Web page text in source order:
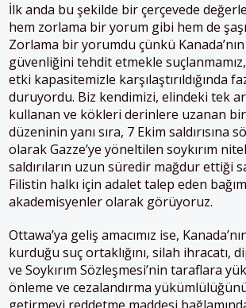
İlk anda bu şekilde bir çerçevede
hem zorlama bir yorum gibi hem de
Zorlama bir yorumdu çünkü
güvenliğini tehdit etmekle
etki kapasitemizle karşılaştırıldığında
duruyordu. Biz kendimizi, elindeki tek
kullanan ve kökleri derinlere uzanan
düzeninin yanı sıra, 7 Ekim saldırısına
olarak Gazze’ye yöneltilen soykırım
saldırıların uzun süredir mağdur ettiği
Filistin halkı için adalet talep eden
akademisyenler olarak görüyoruz.
Ottawa’ya geliş amacımız ise,
kurduğu suç ortaklığını, silah ihracatı,
ve Soykırım Sözleşmesi’nin taraflara
önleme ve cezalandırma